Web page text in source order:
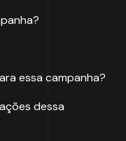
essa campanha?
dessa